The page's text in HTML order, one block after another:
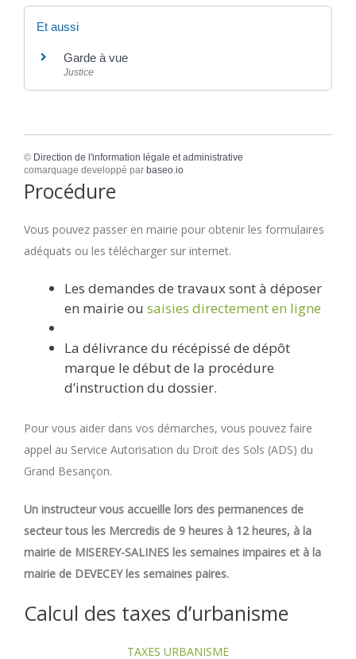
Et aussi
Garde à vue
Justice
© Direction de l'information légale et administrative
comarquage developpé par baseo.io
Procédure
Vous pouvez passer en mairie pour obtenir les formulaires
adéquats ou les télécharger sur internet.
Les demandes de travaux sont à déposer
en mairie ou saisies directement en ligne
La délivrance du récépissé de dépôt
marque le début de la procédure
d’instruction du dossier.
Pour vous aider dans vos démarches, vous pouvez faire
appel au Service Autorisation du Droit des Sols (ADS) du
Grand Besançon.
Un instructeur vous accueille lors des permanences de
secteur tous les Mercredis de 9 heures à 12 heures, à la
mairie de MISEREY-SALINES les semaines impaires et à la
mairie de DEVECEY les semaines paires.
Calcul des taxes d’urbanisme
TAXES URBANISME